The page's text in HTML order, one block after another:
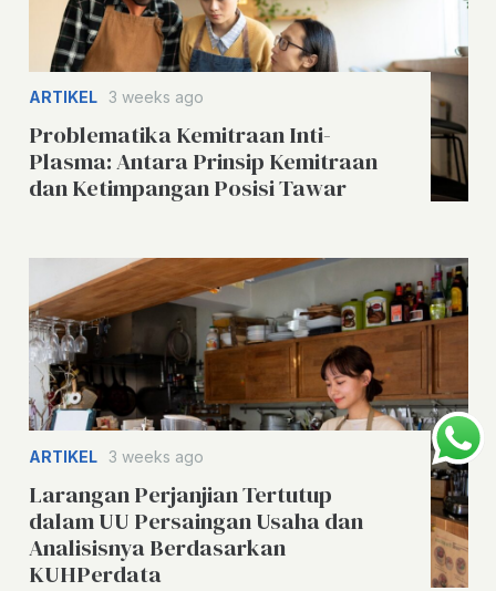
ARTIKEL 3 weeks ago
Problematika Kemitraan Inti-
Plasma: Antara Prinsip Kemitraan
dan Ketimpangan Posisi Tawar
ARTIKEL 3 weeks ago
Larangan Perjanjian Tertutup
dalam UU Persaingan Usaha dan
Analisisnya Berdasarkan
KUHPerdata